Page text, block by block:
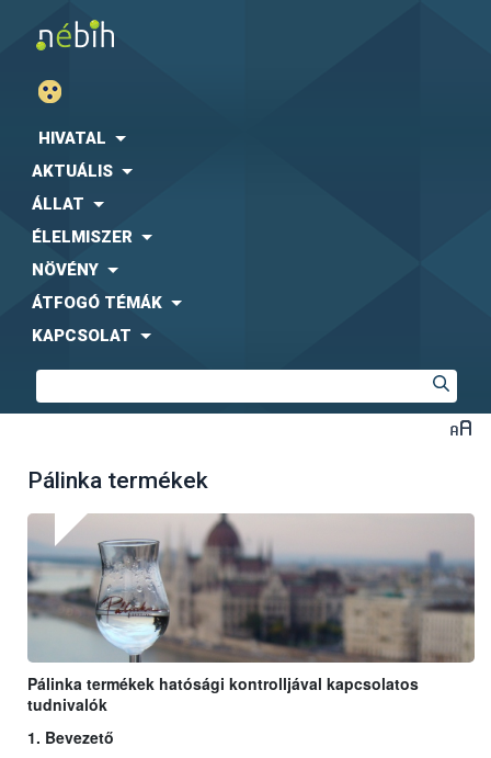
HIVATAL
AKTUÁLIS
ÁLLAT
ÉLELMISZER
NÖVÉNY
ÁTFOGÓ TÉMÁK
KAPCSOLAT
Pálinka termékek
Pálinka termékek hatósági kontrolljával kapcsolatos
tudnivalók
1. Bevezető